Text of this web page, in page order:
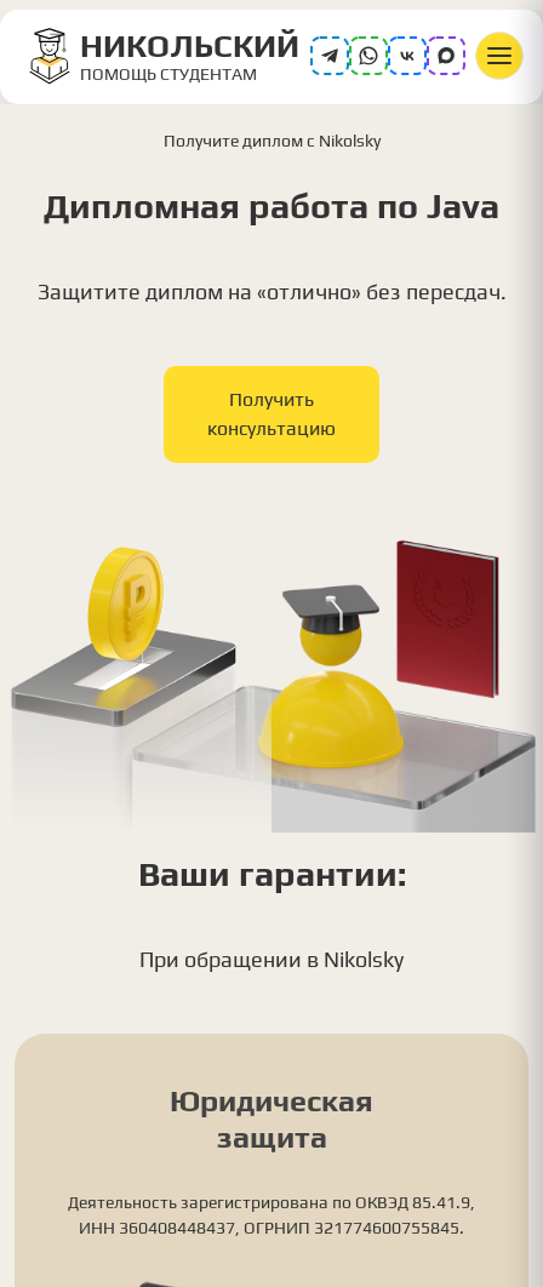
НИКОЛЬСКИЙ
ПОМОЩЬ СТУДЕНТАМ
Получите диплом с Nikolsky
Дипломная работа по Java
Защитите диплом на «отлично» без пересдач.
Получить
консультацию
Ваши гарантии:
При обращении в Nikolsky
Юридическая
защита
Деятельность зарегистрирована по ОКВЭД 85.41.9,
ИНН 360408448437, ОГРНИП 321774600755845.